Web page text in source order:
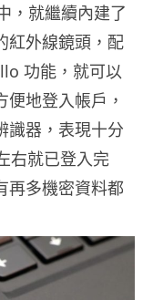
，就繼續內建了
紅外線鏡頭，配
功能，就可以
地登入帳戶，
識器，表現十分
右就已登入完
再多機密資料都